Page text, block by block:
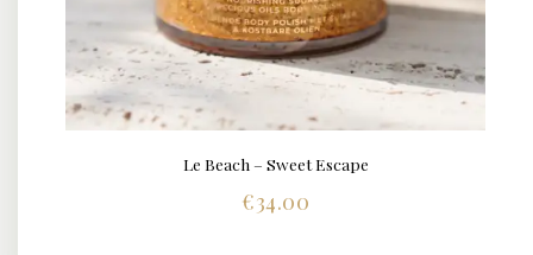
Le Beach – Sweet Escape
€34.00